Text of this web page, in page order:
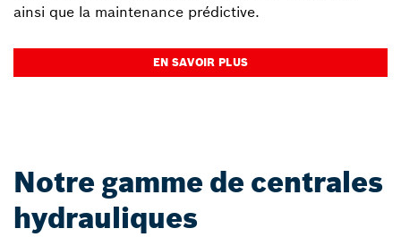
ainsi que la maintenance prédictive.
EN SAVOIR PLUS
Notre gamme de centrales
hydrauliques